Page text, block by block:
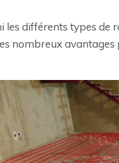
les différents types de
nombreux